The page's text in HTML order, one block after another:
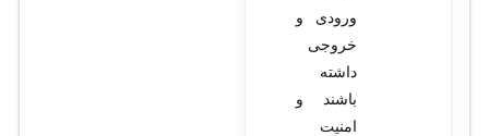
ورودی و
خروجی
داشته
باشند و
امنیت